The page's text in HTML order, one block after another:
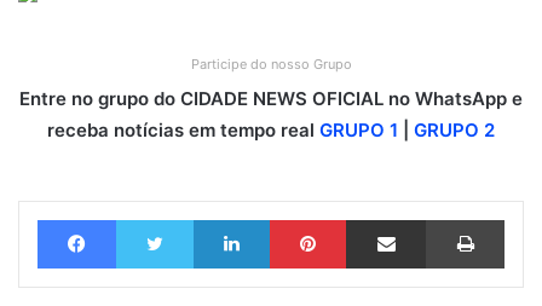
Participe do nosso Grupo
Entre no grupo do CIDADE NEWS OFICIAL no WhatsApp e
receba notícias em tempo real GRUPO 1 GRUPO 2
Facebook Twitter Linkedin Pinterest Compartilhar via e-mail